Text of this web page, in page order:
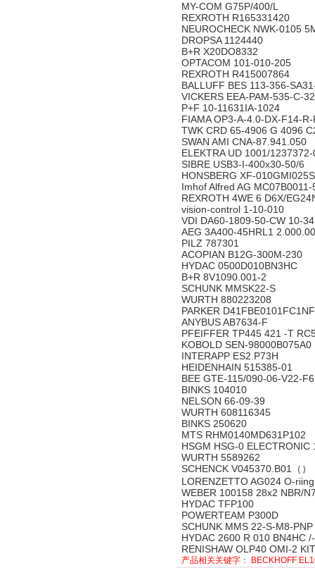
MY-COM G75P/400/L
REXROTH R165331420
NEUROCHECK NWK-0105
DROPSA 1124440
B+R X20DO8332
OPTACOM 101-010-205
REXROTH R415007864
BALLUFF BES 113-356-
VICKERS EEA-PAM-535-C-
P+F 10-11631IA-1024
FIAMA OP3-A-4.0-DX-F14-
TWK CRD 65-4906 G 4096
SWAN AMI CNA-87.941.050
ELEKTRA UD 1001/
SIBRE USB3-I-400x30-50/6
HONSBERG XF-
Imhof Alfred AG
REXROTH 4WE 6 D6X/
vision-control 1-10-010
VDI DA60-1809-50-CW 10-
AEG 3A400-45HRL1
PILZ 787301
ACOPIAN B12G-300M-230
HYDAC 0500D010BN3HC
B+R 8V1090.001-2
SCHUNK MMSK22-S
WURTH 880223208
PARKER
ANYBUS AB7634-F
PFEIFFER TP445 421 -T
KOBOLD SEN-98000B075A0
INTERAPP ES2.P73H
HEIDENHAIN 515385-01
BEE GTE-115/090-06-V22-
BINKS 104010
NELSON 66-09-39
WURTH 608116345
BINKS 250620
MTS RHM0140MD631P102
HSGM HSG-0
WURTH 5589262
SCHENCK V045370.B01（）
LORENZETTO AG024 O-riing
WEBER 100158 28x2 NBR/
HYDAC TFP100
POWERTEAM P300D
SCHUNK MMS 22-S-M8-
HYDAC 2600 R 010 BN4HC
RENISHAW OLP40 OMI-2
产品相关关键字：
BECKHOFF